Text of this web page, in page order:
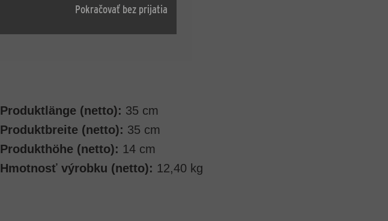
Pokračovať bez prijatia
Produktlänge (netto): 35 cm
Produktbreite (netto): 35 cm
Produkthöhe (netto): 14 cm
Hmotnosť výrobku (netto): 12,40 kg